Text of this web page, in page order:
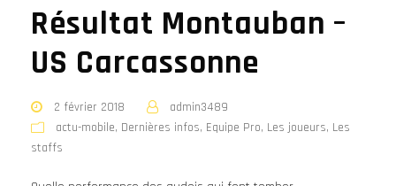
Résultat Montauban –
US Carcassonne
2 février 2018
admin3489
actu-mobile, Dernières infos, Equipe Pro, Les joueurs, Les
staffs